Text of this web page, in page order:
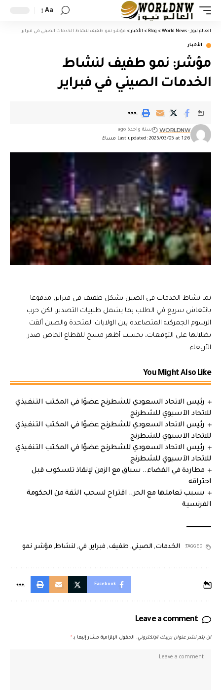
Aa
العالم نيوز - World News >
Blog
> الأخبار > مؤشر: نمو طفيف لنشاط الخدمات الصيني في فبراير
الأخبار
مؤشر: نمو طفيف لنشاط
الخدمات الصيني في فبراير
Last updated: 2025/03/05 at 1:26 مساءً
WORLDNW سنة واحدة ago
نما نشاط الخدمات في الصين بشكل طفيف في فبراير، مدفوعا
بانتعاش سريع في الطلب بما يشمل طلبيات التصدير، لكن حرب
الرسوم الجمركية المتصاعدة بين الولايات المتحدة والصين ألقت
بظلالها على التوقعات، بحسب أظهر مسح للقطاع الخاص صدر
الأربعاء.
You Might Also Like
رئيس الاتحاد السعودي للشطرنج عضوًا في المكتب التنفيذي
للاتحاد الآسيوي للشطرنج
رئيس الاتحاد السعودي للشطرنج عضوًا في المكتب التنفيذي
للاتحاد الآسيوي للشطرنج
رئيس الاتحاد السعودي للشطرنج عضوًا في المكتب التنفيذي
للاتحاد الآسيوي للشطرنج
مطاردة في الفضاء.. سباق مع الزمن لإنقاذ تلسكوب قبل
احتراقه
بسبب تعاملها مع الحر.. اقتراح لسحب الثقة من الحكومة
الفرنسية
TAGGED: الخدمات, الصيني, طفيف, فبراير, في, لنشاط, مؤشر, نمو
Facebook
Leave a comment
لن يتم نشر عنوان بريدك الإلكتروني. الحقول الإلزامية مشار إليها بـ *